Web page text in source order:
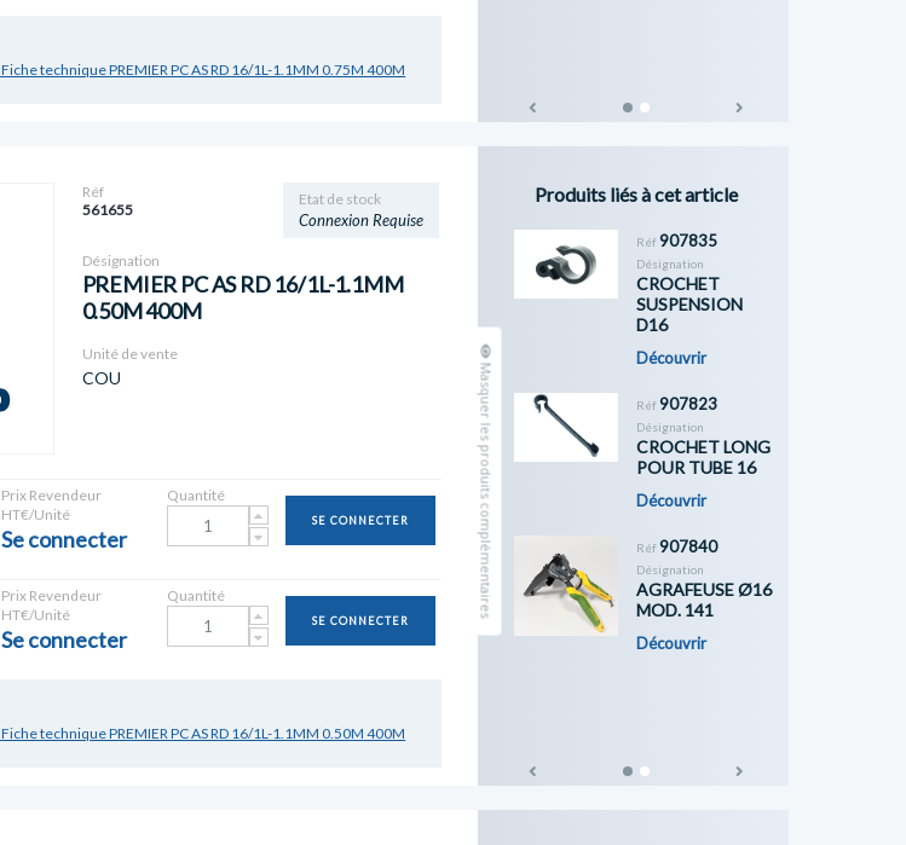
Fiche technique PREMIER PC AS RD 16/1L-1.1MM 0.75M 400M
Previous
Etat de stock
Connexion Requise
Réf
561655
Désignation
PREMIER PC AS RD 16/1L-1.1MM
0.50M 400M
Unité de vente
COU
Prix Revendeur
HT€/Unité
Se connecter
Quantité
SE CONNECTER
Prix Revendeur
HT€/Unité
Se connecter
Quantité
SE CONNECTER
Fiche technique PREMIER PC AS RD 16/1L-1.1MM 0.50M 400M
Masquer les produits complémentaires
Produits liés à cet article
Réf907835
Désignation
CROCHET
SUSPENSION
D16
Découvrir
Réf907823
Désignation
CROCHET LONG
POUR TUBE 16
Découvrir
Réf907840
Désignation
AGRAFEUSE Ø16
MOD. 141
Découvrir
Previous